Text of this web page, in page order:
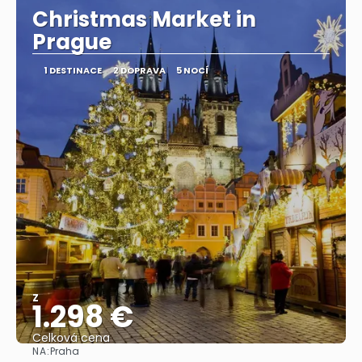
Christmas Market in
Prague
1 DESTINACE 2 DOPRAVA 5 NOCÍ
Z
1.298 €
Celková cena
NA:Praha